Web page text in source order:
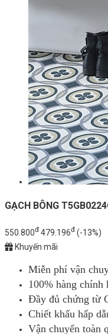
GẠCH BÔNG
550.800đ 479.196đ (-13%)
Khuyến mãi
Miễn phí vận
100% hàng
Đầy đủ chứng từ
Chiết
Vận chuyển toàn